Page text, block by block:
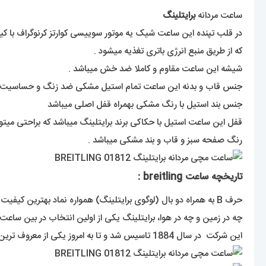
ساعت مردانهبرایتلینگ
در قلب تپنده این ساعت شیک یه موتور سوییسی کوارتز کرنوگراف با
که از طریق منبع انرژی باتری تغذیه میشود .
شیشه این ساعت مقاوم و کاملا ضد خش میباشد .
جنس قاب و بدنه این ساعت تمام استیل مشکی ضد زنگ و حساسیت
جنس بند استیل با رنگ مشکی بهمراه قفل اصلی میباشد
قفل این ساعت استیل با حکاکی برند برایتلینگ میباشد که براحتی
رنگ صفحه سبز و قاب و بند مشکی میباشد .
تاریخچه ساعت breitling :
حرف B به همراه دو بال (لوگوی برایتلینگ) همواره نماد بهترین کیفیت در بین ساعت ها بوده است. نسل های زیادی از خلبانان از ساعت های با کیفیت این کمپانی استفاده کرده اند.
چه در زمین و چه در هوا، برایتلینگ یکی از اولین انتخاب در بین
این شرکت در سال 1884 تاسیس شد و تا به امروز یکی از معروف ترین برندهای سوییسی ساعت مچی در دنیا بوده است.